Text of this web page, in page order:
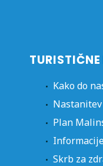
Kako do
Plan
Skrb za